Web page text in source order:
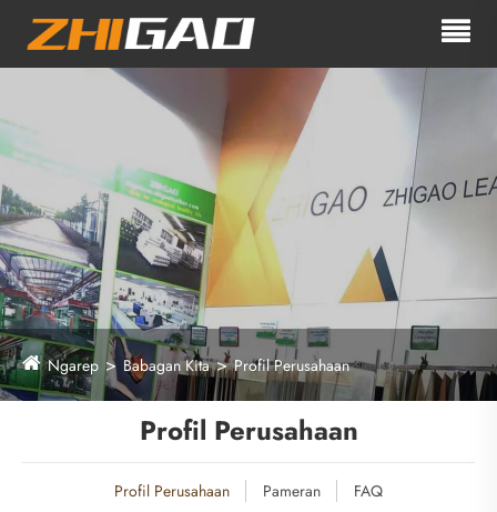
Ngarep Babagan Kita Profil Perusahaan
Profil Perusahaan
Profil Perusahaan Pameran FAQ